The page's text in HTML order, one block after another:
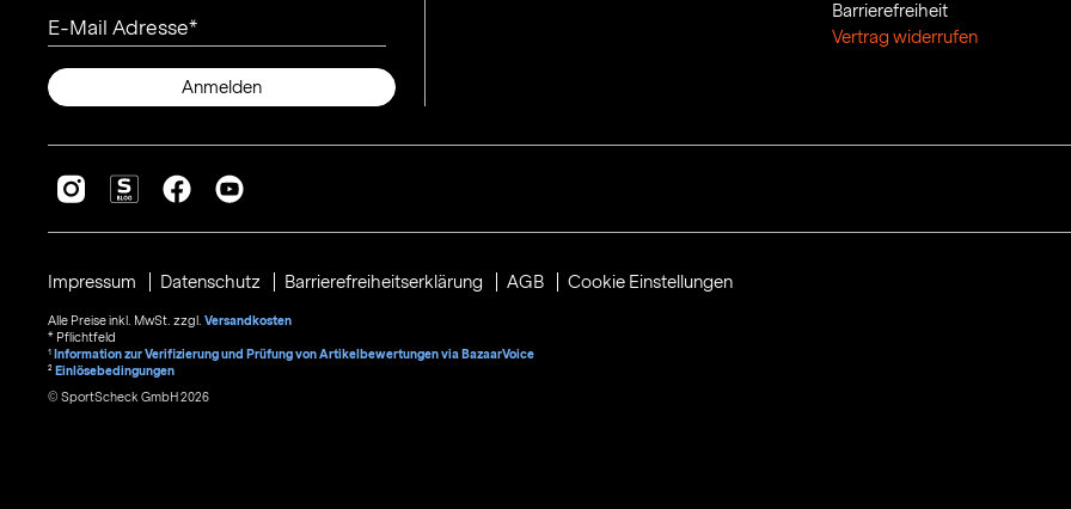
E-Mail Adresse
Anmelden
Barrierefreiheit
Vertrag widerrufen
Impressum Datenschutz Barrierefreiheitserklärung AGB Cookie Einstellungen
Alle Preise inkl. MwSt. zzgl. Versandkosten
* Pflichtfeld
1 Information zur Verifizierung und Prüfung von Artikelbewertungen via BazaarVoice
² Einlösebedingungen
© SportScheck GmbH 2026